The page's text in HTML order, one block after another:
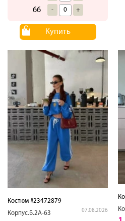
66 - +
Купить
Костюм #23472879
Корпус.Б.2А-63
07.08.2026